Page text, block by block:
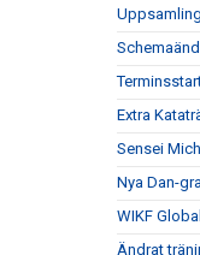
Extra
Sensei
Nya Dan-
WIKF
Ändrat